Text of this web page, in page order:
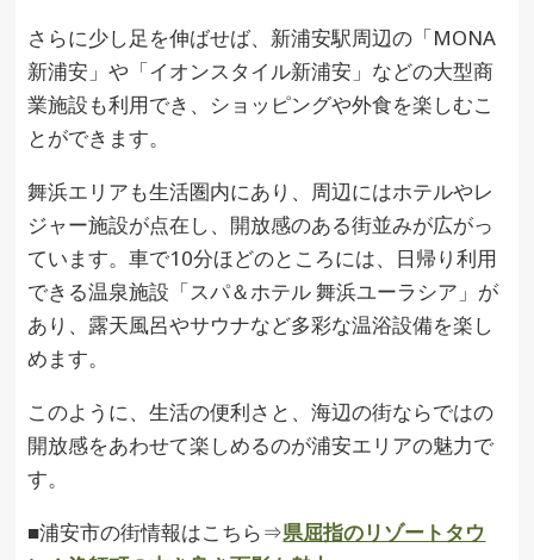
さらに少し足を伸ばせば、新浦安駅周辺の「MONA
新浦安」や「イオンスタイル新浦安」などの大型商
業施設も利用でき、ショッピングや外食を楽しむこ
とができます。
舞浜エリアも生活圏内にあり、周辺にはホテルやレ
ジャー施設が点在し、開放感のある街並みが広がっ
ています。車で10分ほどのところには、日帰り利用
できる温泉施設「スパ＆ホテル 舞浜ユーラシア」が
あり、露天風呂やサウナなど多彩な温浴設備を楽し
めます。
このように、生活の便利さと、海辺の街ならではの
開放感をあわせて楽しめるのが浦安エリアの魅力で
す。
■浦安市の街情報はこちら⇒県屈指のリゾートタウ